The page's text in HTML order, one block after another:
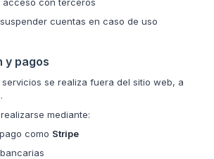
cuentas en caso de uso
y pagos
se realiza fuera del sitio web, a
mediante:
como Stripe